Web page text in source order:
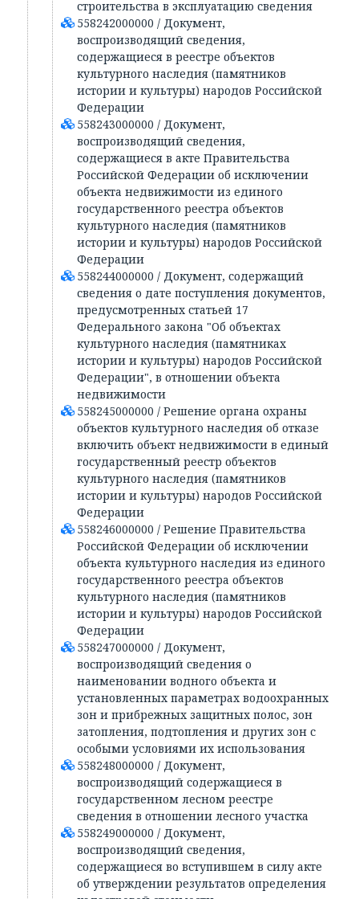
строительства в эксплуатацию сведения
558242000000 / Документ,
воспроизводящий сведения,
содержащиеся в реестре объектов
культурного наследия (памятников
истории и культуры) народов Российской
Федерации
558243000000 / Документ,
воспроизводящий сведения,
содержащиеся в акте Правительства
Российской Федерации об исключении
объекта недвижимости из единого
государственного реестра объектов
культурного наследия (памятников
истории и культуры) народов Российской
Федерации
558244000000 / Документ, содержащий
сведения о дате поступления документов,
предусмотренных статьей 17
Федерального закона "Об объектах
культурного наследия (памятниках
истории и культуры) народов Российской
Федерации", в отношении объекта
недвижимости
558245000000 / Решение органа охраны
объектов культурного наследия об отказе
включить объект недвижимости в единый
государственный реестр объектов
культурного наследия (памятников
истории и культуры) народов Российской
Федерации
558246000000 / Решение Правительства
Российской Федерации об исключении
объекта культурного наследия из единого
государственного реестра объектов
культурного наследия (памятников
истории и культуры) народов Российской
Федерации
558247000000 / Документ,
воспроизводящий сведения о
наименовании водного объекта и
установленных параметрах водоохранных
зон и прибрежных защитных полос, зон
затопления, подтопления и других зон с
особыми условиями их использования
558248000000 / Документ,
воспроизводящий содержащиеся в
государственном лесном реестре
сведения в отношении лесного участка
558249000000 / Документ,
воспроизводящий сведения,
содержащиеся во вступившем в силу акте
об утверждении результатов определения